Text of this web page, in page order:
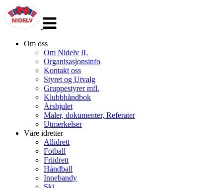
navigasjon
Om oss
Om Nidelv IL
Organisasjonsinfo
Kontakt oss
Styret og Utvalg
Gruppestyrer mfl.
Klubbhåndbok
Årshjulet
Maler, dokumenter, Referater
Utmerkelser
Våre idretter
Allidrett
Fotball
Friidrett
Håndball
Innebandy